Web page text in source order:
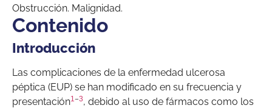
Obstrucción. Malignidad.
Contenido
Introducción
Las complicaciones de la enfermedad ulcerosa
péptica (EUP) se han modificado en su frecuencia y
presentación1–3, debido al uso de fármacos como los